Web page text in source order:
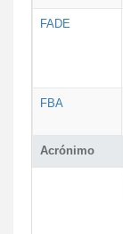
Acrónimo
FADE
FBA